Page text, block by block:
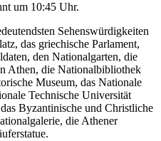
um 10:45 Uhr.
Sehenswürdigkeiten
das griechische Parlament,
den Nationalgarten, die
Athen, die Nationalbibliothek
Museum, das Nationale
Technische Universität
Byzantinische und Christliche
die Athener